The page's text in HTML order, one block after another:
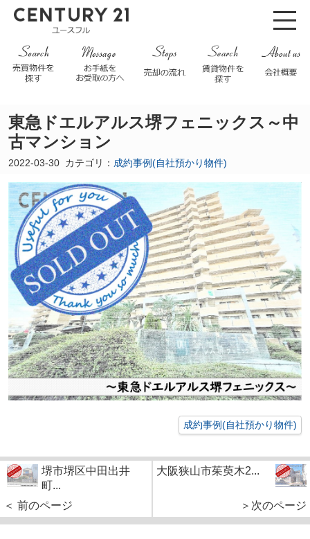
東急ドエルアルス堺フェニックス～中
古マンション
2022-03-30 カテゴリ： 成約事例(自社預かり物件)
成約事例(自社預かり物件)
堺市堺区中田出井
町...
＜ 前のページ
大阪狭山市茱萸木2...
＞次のページ